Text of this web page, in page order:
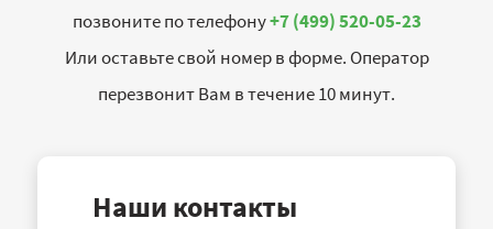
позвоните по телефону+7 (499) 520-05-23
Или оставьте свой номер в форме. Оператор
перезвонит Вам в течение 10 минут.
Наши контакты